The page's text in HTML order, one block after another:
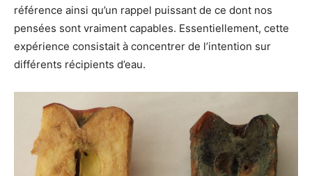
référence ainsi qu’un rappel puissant de ce dont nos
pensées sont vraiment capables. Essentiellement, cette
expérience consistait à concentrer de l’intention sur
différents récipients d’eau.